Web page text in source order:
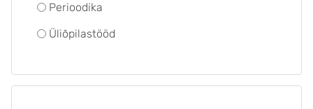
Perioodika
Üliõpilastööd